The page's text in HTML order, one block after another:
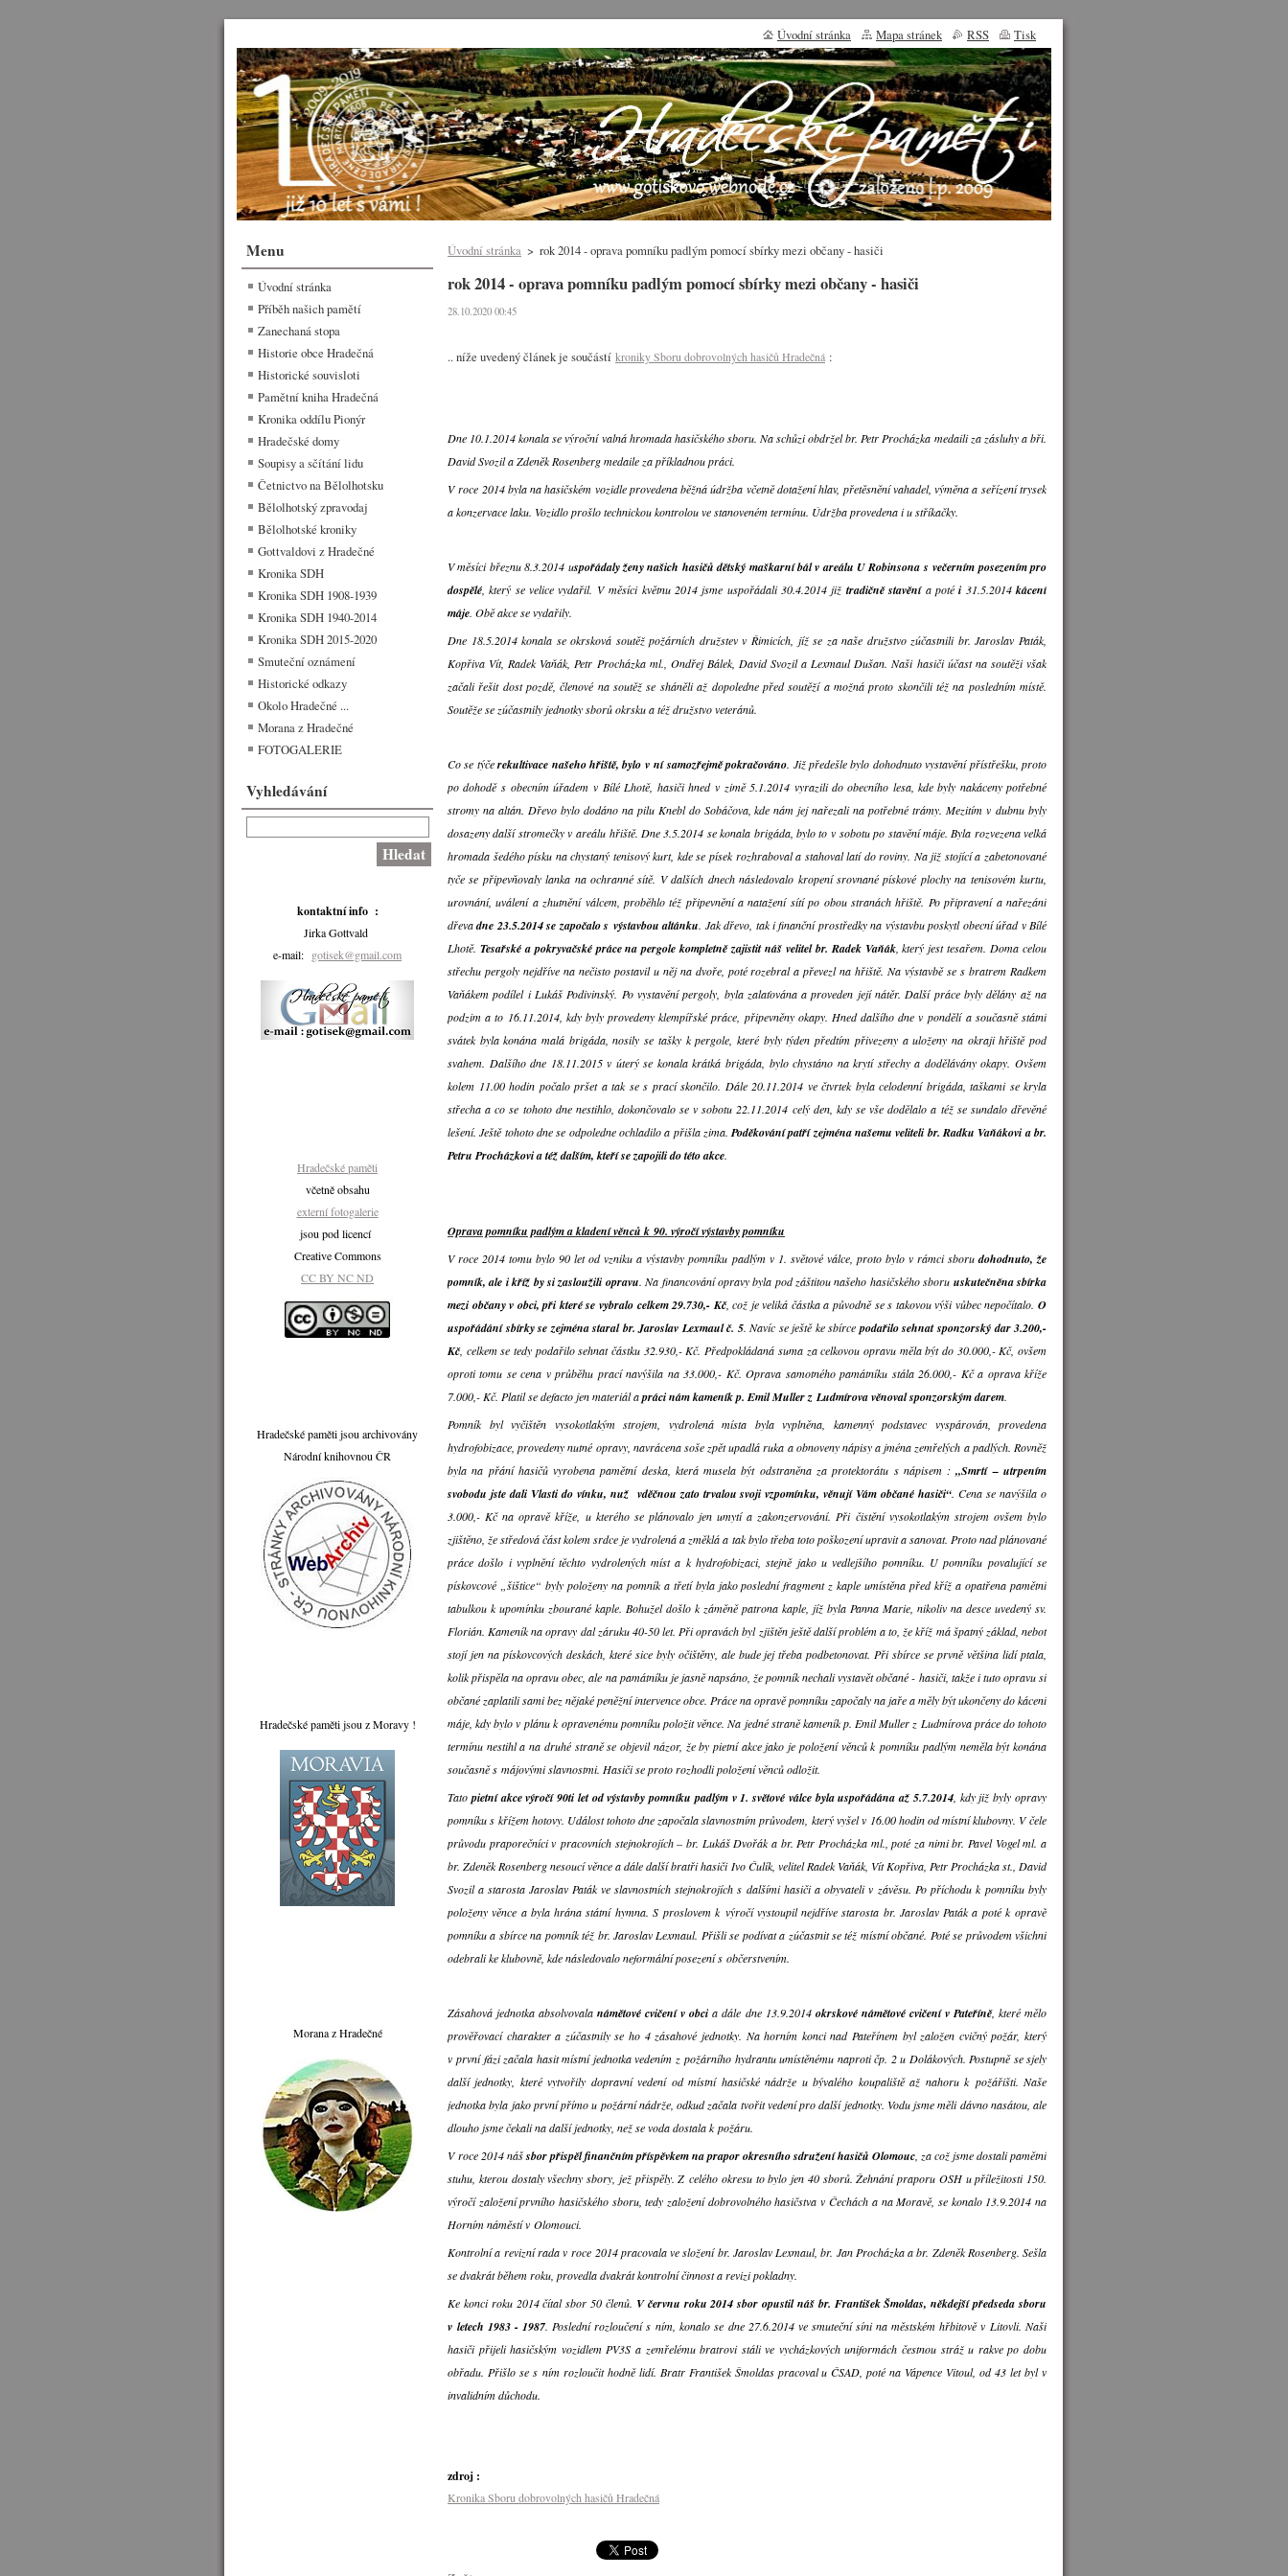
Úvodní stránka > rok 2014 - oprava pomníku padlým pomocí sbírky mezi občany - hasiči
rok 2014 - oprava pomníku padlým pomocí sbírky mezi občany - hasiči
28.10.2020 00:45
.. níže uvedený článek je součástí kroniky Sboru dobrovolných hasičů Hradečná :
Dne 10.1.2014 konala se výroční valná hromada hasičského sboru. Na schůzi obdržel br. Petr Procházka medaili za zásluhy a bři.
David Svozil a Zdeněk Rosenberg medaile za příkladnou práci.
V roce 2014 byla na hasičském vozidle provedena běžná údržba včetně dotažení hlav, přetěsnění vahadel, výměna a seřízení trysek
a konzervace laku. Vozidlo prošlo technickou kontrolou ve stanoveném termínu. Údržba provedena i u stříkačky.
V měsíci březnu 8.3.2014 uspořádaly ženy našich hasičů dětský maškarní bál v areálu U Robinsona s večerním posezením pro
dospělé , který se velice vydařil. V měsíci květnu 2014 jsme uspořádali 30.4.2014 již tradičně stavěnía potéi 31.5.2014kácení
máje. Obě akce se vydařily.
Dne 18.5.2014 konala se okrsková soutěž požárních družstev v Řimicích, jíž se za naše družstvo zúčastnili br. Jaroslav Paták,
Kopřiva Vít, Radek Vaňák, Petr Procházka ml., Ondřej Bálek, David Svozil a Lexmaul Dušan. Naši hasiči účast na soutěži však
začali řešit dost pozdě, členové na soutěž se sháněli až dopoledne před soutěží a možná proto skončili též na posledním místě.
Soutěže se zúčastnily jednotky sborů okrsku a též družstvo veteránů.
Co se týčerekultivace našeho hřiště, bylo v ní samozřejmě pokračováno. Již předešle bylo dohodnuto vystavění přístřešku, proto
po dohodě s obecním úřadem v Bílé Lhotě, hasiči hned v zimě 5.1.2014 vyrazili do obecního lesa, kde byly nakáceny potřebné
stromy na altán. Dřevo bylo dodáno na pilu Knebl do Sobáčova, kde nám jej nařezali na potřebné trámy. Mezitím v dubnu byly
dosazeny další stromečky v areálu hřiště. Dne 3.5.2014 se konala brigáda, bylo to v sobotu po stavění máje. Byla rozvezena velká
hromada šedého písku na chystaný tenisový kurt, kde se písek rozhraboval a stahoval latí do roviny. Na již stojící a zabetonované
tyče se připevňovaly lanka na ochranné sítě. V dalších dnech následovalo kropení srovnané pískové plochy na tenisovém kurtu,
urovnání, uválení a zhutnění válcem, proběhlo též připevnění a natažení sítí po obou stranách hřiště. Po připravení a nařezání
dřevadne 23.5.2014 se započalo s výstavbou altánku. Jak dřevo, tak i finanční prostředky na výstavbu poskytl obecní úřad v Bílé
Lhotě. Tesařské a pokryvačské práce na pergole kompletně zajistit náš velitel br. Radek Vaňák, který jest tesařem. Doma celou
střechu pergoly nejdříve na nečisto postavil u něj na dvoře, poté rozebral a převezl na hřiště. Na výstavbě se s bratrem Radkem
Vaňákem podílel i Lukáš Podivinský. Po vystavění pergoly, byla zalaťována a proveden její nátěr. Další práce byly dělány až na
podzim a to 16.11.2014, kdy byly provedeny klempířské práce, připevněny okapy. Hned dalšího dne v pondělí a současně státní
svátek byla konána malá brigáda, nosily se tašky k pergole, které byly týden předtím přivezeny a uloženy na okraji hřiště pod
svahem. Dalšího dne 18.11.2015 v úterý se konala krátká brigáda, bylo chystáno na krytí střechy a dodělávány okapy. Ovšem
kolem 11.00 hodin počalo pršet a tak se s prací skončilo. Dále 20.11.2014 ve čtvrtek byla celodenní brigáda, taškami se kryla
střecha a co se tohoto dne nestihlo, dokončovalo se v sobotu 22.11.2014 celý den, kdy se vše dodělalo a též se sundalo dřevěné
lešení. Ještě tohoto dne se odpoledne ochladilo a přišla zima.Poděkování patří zejména našemu veliteli br. Radku Vaňákovi a br.
Petru Procházkovi a též dalším, kteří se zapojili do této akce.
Oprava pomníku padlým a kladení věnců k 90. výročí výstavby pomníku
V roce 2014 tomu bylo 90 let od vzniku a výstavby pomníku padlým v 1. světové válce, proto bylo v rámci sborudohodnuto, že
pomník, ale i kříž by si zasloužili opravu. Na financování opravy byla pod záštitou našeho hasičského sboru uskutečněna sbírka
mezi občany v obci, při které se vybralo celkem 29.730,- Kč, což je veliká částka a původně se s takovou výši vůbec nepočítalo.O
uspořádání sbírky se zejména staral br. Jaroslav Lexmaul č. 5. Navíc se ještě ke sbírce podařilo sehnat sponzorský dar 3.200,-
Kč, celkem se tedy podařilo sehnat částku 32.930,- Kč. Předpokládaná suma za celkovou opravu měla být do 30.000,- Kč, ovšem
oproti tomu se cena v průběhu prací navýšila na 33.000,- Kč. Oprava samotného památníku stála 26.000,- Kč a oprava kříže
7.000,- Kč. Platil se defacto jen materiál apráci nám kameník p. Emil Muller z Ludmírova věnoval sponzorským darem.
Pomník byl vyčištěn vysokotlakým strojem, vydrolená místa byla vyplněna, kamenný podstavec vyspárován, provedena
hydrofobizace, provedeny nutné opravy, navrácena soše zpět upadlá ruka a obnoveny nápisy a jména zemřelých a padlých. Rovněž
byla na přání hasičů vyrobena pamětní deska, která musela být odstraněna za protektorátu s nápisem :„Smrtí – utrpením
svobodu jste dali Vlasti do vínku, nuž vděčnou zato trvalou svoji vzpomínku, věnují Vám občané hasiči“. Cena se navýšila o
3.000,- Kč na opravě kříže, u kterého se plánovalo jen umytí a zakonzervování. Při čistění vysokotlakým strojem ovšem bylo
zjištěno, že středová část kolem srdce je vydrolená a změklá a tak bylo třeba toto poškození upravit a sanovat. Proto nad plánované
práce došlo i vyplnění těchto vydrolených míst a k hydrofobizaci, stejně jako u vedlejšího pomníku. U pomníku povalující se
pískovcové „šištice“ byly položeny na pomník a třetí byla jako poslední fragment z kaple umístěna před kříž a opatřena pamětní
tabulkou k upomínku zbourané kaple. Bohužel došlo k záměně patrona kaple, jíž byla Panna Marie, nikoliv na desce uvedený sv.
Florián. Kameník na opravy dal záruku 40-50 let. Při opravách byl zjištěn ještě další problém a to, že kříž má špatný základ, neboť
stojí jen na pískovcových deskách, které sice byly očištěny, ale bude jej třeba podbetonovat. Při sbírce se prvně většina lidí ptala,
kolik přispěla na opravu obec, ale na památníku je jasně napsáno, že pomník nechali vystavět občané - hasiči, takže i tuto opravu si
občané zaplatili sami bez nějaké peněžní intervence obce. Práce na opravě pomníku započaly na jaře a měly být ukončeny do kácení
máje, kdy bylo v plánu k opravenému pomníku položit věnce. Na jedné straně kameník p. Emil Muller z Ludmírova práce do tohoto
termínu nestihl a na druhé straně se objevil názor, že by pietní akce jako je položení věnců k pomníku padlým neměla být konána
současně s májovými slavnostmi. Hasiči se proto rozhodli položení věnců odložit.
Tato pietní akce výročí 90ti let od výstavby pomníku padlým v 1. světové válce byla uspořádána až 5.7.2014, kdy již byly opravy
pomníku s křížem hotovy. Událost tohoto dne započala slavnostním průvodem, který vyšel v 16.00 hodin od místní klubovny. V čele
průvodu praporečníci v pracovních stejnokrojích – br. Lukáš Dvořák a br. Petr Procházka ml., poté za nimi br. Pavel Vogel ml. a
br. Zdeněk Rosenberg nesoucí věnce a dále další bratři hasiči Ivo Čulík, velitel Radek Vaňák, Vít Kopřiva, Petr Procházka st., David
Svozil a starosta Jaroslav Paták ve slavnostních stejnokrojích s dalšími hasiči a obyvateli v závěsu. Po příchodu k pomníku byly
položeny věnce a byla hrána státní hymna. S proslovem k výročí vystoupil nejdříve starosta br. Jaroslav Paták a poté k opravě
pomníku a sbírce na pomník též br. Jaroslav Lexmaul. Přišli se podívat a zúčastnit se též místní občané. Poté se průvodem všichni
odebrali ke klubovně, kde následovalo neformální posezení s občerstvením.
Zásahová jednotka absolvovalanámětové cvičení v obcia dále dne 13.9.2014 okrskové námětové cvičení v Pateříně, které mělo
prověřovací charakter a zúčastnily se ho 4 zásahové jednotky. Na horním konci nad Pateřínem byl založen cvičný požár, který
v první fázi začala hasit místní jednotka vedením z požárního hydrantu umístěnému naproti čp. 2 u Dolákových. Postupně se sjely
další jednotky, které vytvořily dopravní vedení od místní hasičské nádrže u bývalého koupaliště až nahoru k požářišti. Naše
jednotka byla jako první přímo u požární nádrže, odkud začala tvořit vedení pro další jednotky. Vodu jsme měli dávno nasátou, ale
dlouho jsme čekali na další jednotky, než se voda dostala k požáru.
V roce 2014 nášsbor přispěl finančním příspěvkem na prapor okresního sdružení hasičů Olomouc , za což jsme dostali pamětní
stuhu, kterou dostaly všechny sbory, jež přispěly. Z celého okresu to bylo jen 40 sborů. Žehnání praporu OSH u příležitosti 150.
výročí založení prvního hasičského sboru, tedy založení dobrovolného hasičstva v Čechách a na Moravě, se konalo 13.9.2014 na
Horním náměstí v Olomouci.
Kontrolní a revizní rada v roce 2014 pracovala ve složení br. Jaroslav Lexmaul, br. Jan Procházka a br. Zdeněk Rosenberg. Sešla
se dvakrát během roku, provedla dvakrát kontrolní činnost a revizi pokladny.
Ke konci roku 2014 čítal sbor 50 členů. V červnu roku 2014 sbor opustil náš br. František Šmoldas, někdejší předseda sboru
v letech 1983 - 1987. Poslední rozloučení s ním, konalo se dne 27.6.2014 ve smuteční síni na městském hřbitově v Litovli. Naši
hasiči přijeli hasičským vozidlem PV3S a zemřelému bratrovi stáli ve vycházkových uniformách čestnou stráž u rakve po dobu
obřadu. Přišlo se s ním rozloučit hodně lidí. Bratr František Šmoldas pracoval u ČSAD, poté na Vápence Vitoul, od 43 let byl v
invalidním důchodu.
zdroj :
Kronika Sboru dobrovolných hasičů Hradečná
Menu
Úvodní stránka
Příběh našich pamětí
Zanechaná stopa
Historie obce Hradečná
Historické souvisloti
Pamětní kniha Hradečná
Kronika oddílu Pionýr
Hradečské domy
Soupisy a sčítání lidu
Četnictvo na Bělolhotsku
Bělolhotský zpravodaj
Bělolhotské kroniky
Gottvaldovi z Hradečné
Kronika SDH
Kronika SDH 1908-1939
Kronika SDH 1940-2014
Kronika SDH 2015-2020
Smuteční oznámení
Historické odkazy
Okolo Hradečné ...
Morana z Hradečné
FOTOGALERIE
Vyhledávání
kontaktní info :
Jirka Gottvald
e-mail: gotisek@gmail.com
Hradečské paměti
včetně obsahu
externí fotogalerie
jsou pod licencí
Creative Commons
CC BY NC ND
Hradečské paměti jsou archivovány
Národní knihovnou ČR
Hradečské paměti jsou z Moravy !
Morana z Hradečné
Úvodní stránka Mapa stránek RSS Tisk